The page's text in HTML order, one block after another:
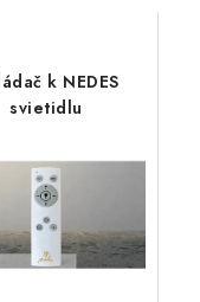
k NEDES
svietidlu